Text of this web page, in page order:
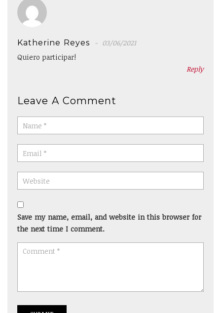
Katherine Reyes
03/06/2021
Quiero participar!
Reply
Leave A Comment
Save my name, email, and website in this browser for
the next time I comment.